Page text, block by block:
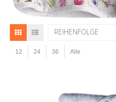
REIHENFOLGE
12 24 36 Alle